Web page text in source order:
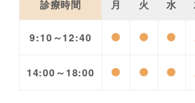
診療時間 月 火 水
9:10～12:40 ● ● ●
14:00～18:00 ● ● ●